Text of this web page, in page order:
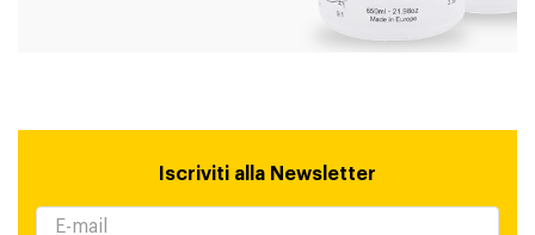
Iscriviti alla Newsletter